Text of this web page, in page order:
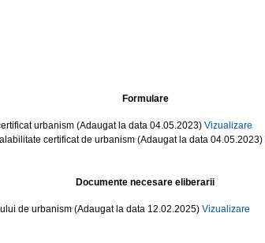
Formulare
urbanism (Adaugat la data 04.05.2023) Vizualizare
certificat de urbanism (Adaugat la data 04.05.2023)
Documente necesare eliberarii
de urbanism (Adaugat la data 12.02.2025) Vizualizare